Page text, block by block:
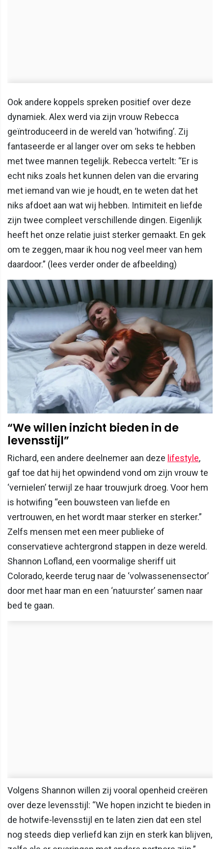
Ook andere koppels spreken positief over deze
dynamiek. Alex werd via zijn vrouw Rebecca
geïntroduceerd in de wereld van ‘hotwifing’. Zij
fantaseerde er al langer over om seks te hebben
met twee mannen tegelijk. Rebecca vertelt: “Er is
echt niks zoals het kunnen delen van die ervaring
met iemand van wie je houdt, en te weten dat het
niks afdoet aan wat wij hebben. Intimiteit en liefde
zijn twee compleet verschillende dingen. Eigenlijk
heeft het onze relatie juist sterker gemaakt. En gek
om te zeggen, maar ik hou nog veel meer van hem
daardoor.” (lees verder onder de afbeelding)
“We willen inzicht bieden in de
levensstijl”
Richard, een andere deelnemer aan deze lifestyle,
gaf toe dat hij het opwindend vond om zijn vrouw te
‘vernielen’ terwijl ze haar trouwjurk droeg. Voor hem
is hotwifing “een bouwsteen van liefde en
vertrouwen, en het wordt maar sterker en sterker.”
Zelfs mensen met een meer publieke of
conservatieve achtergrond stappen in deze wereld.
Shannon Lofland, een voormalige sheriff uit
Colorado, keerde terug naar de ‘volwassenensector’
door met haar man en een ‘natuurster’ samen naar
bed te gaan.
Volgens Shannon willen zij vooral openheid creëren
over deze levensstijl: “We hopen inzicht te bieden in
de hotwife-levensstijl en te laten zien dat een stel
nog steeds diep verliefd kan zijn en sterk kan blijven,